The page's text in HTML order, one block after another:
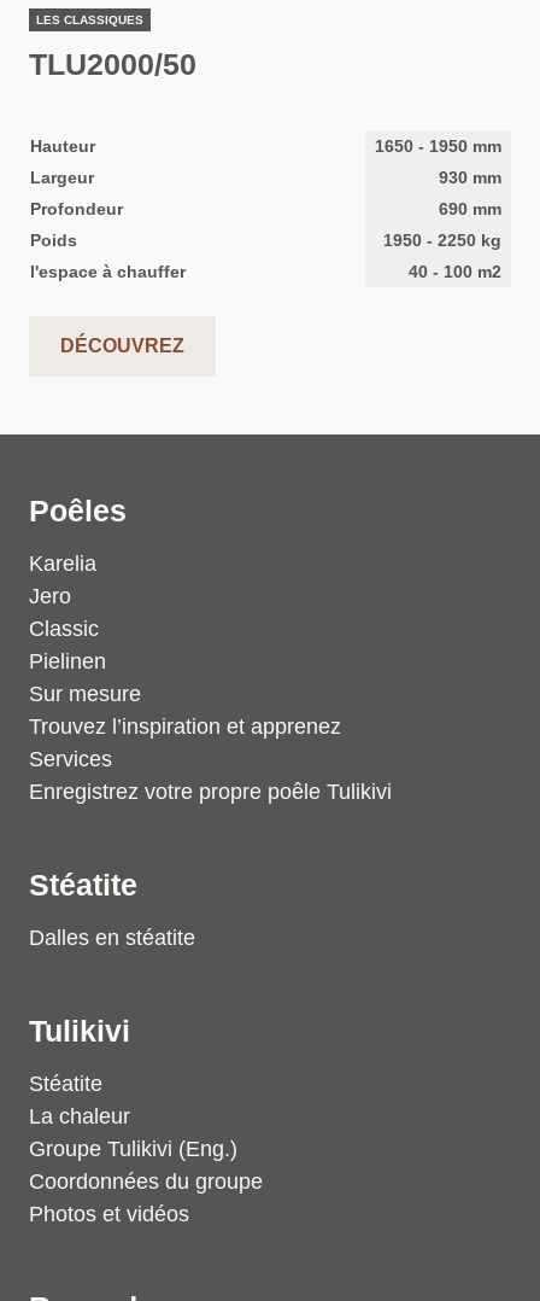
LES CLASSIQUES
TLU2000/50
Hauteur 1650 - 1950 mm
Largeur
930 mm
Profondeur
690 mm
Poids
1950 - 2250 kg
l'espace à chauffer
40 - 100 m2
DÉCOUVREZ
Poêles
Karelia
Jero
Classic
Pielinen
Sur mesure
Trouvez l’inspiration et apprenez
Services
Enregistrez votre propre poêle Tulikivi
Stéatite
Dalles en stéatite
Tulikivi
Stéatite
La chaleur
Groupe Tulikivi (Eng.)
Coordonnées du groupe
Photos et vidéos